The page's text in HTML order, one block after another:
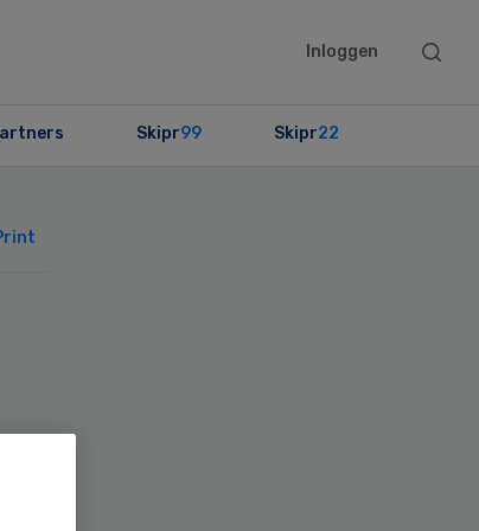
Inloggen
Search
Skipr99 Skipr22